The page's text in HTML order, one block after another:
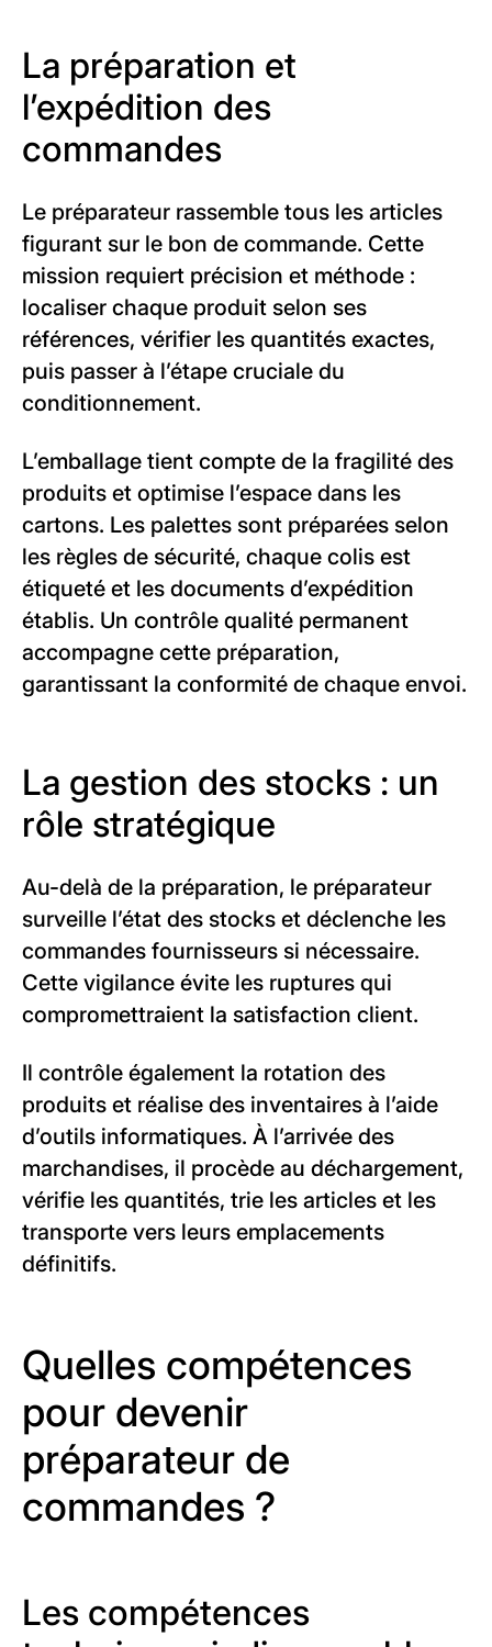
La préparation et
l’expédition des
commandes
Le préparateur rassemble tous les articles
figurant sur le bon de commande. Cette
mission requiert précision et méthode :
localiser chaque produit selon ses
références, vérifier les quantités exactes,
puis passer à l’étape cruciale du
conditionnement.
L’emballage tient compte de la fragilité des
produits et optimise l’espace dans les
cartons. Les palettes sont préparées selon
les règles de sécurité, chaque colis est
étiqueté et les documents d’expédition
établis. Un contrôle qualité permanent
accompagne cette préparation,
garantissant la conformité de chaque envoi.
La gestion des stocks : un
rôle stratégique
Au-delà de la préparation, le préparateur
surveille l’état des stocks et déclenche les
commandes fournisseurs si nécessaire.
Cette vigilance évite les ruptures qui
compromettraient la satisfaction client.
Il contrôle également la rotation des
produits et réalise des inventaires à l’aide
d’outils informatiques. À l’arrivée des
marchandises, il procède au déchargement,
vérifie les quantités, trie les articles et les
transporte vers leurs emplacements
définitifs.
Quelles compétences
pour devenir
préparateur de
commandes ?
Les compétences